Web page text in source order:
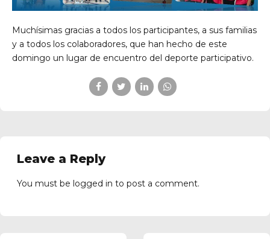
Muchísimas gracias a todos los participantes, a sus familias
y a todos los colaboradores, que han hecho de este
domingo un lugar de encuentro del deporte participativo.
Leave a Reply
You must be logged in to post a comment.